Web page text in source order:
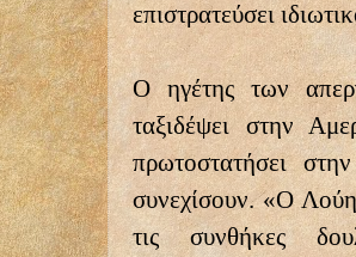
επιστρατεύσει
Ο ηγέτης των
ταξιδέψει στην
πρωτοστατήσει
συνεχίσουν. «Ο
τις συνθήκες